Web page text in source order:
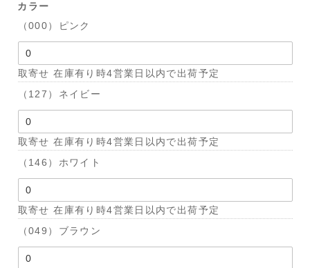
カラー
（000）ピンク
取寄せ 在庫有り時4営業日以内で出荷予定
（127）ネイビー
取寄せ 在庫有り時4営業日以内で出荷予定
（146）ホワイト
取寄せ 在庫有り時4営業日以内で出荷予定
（049）ブラウン